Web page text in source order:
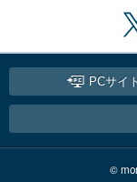
PCサイト
©